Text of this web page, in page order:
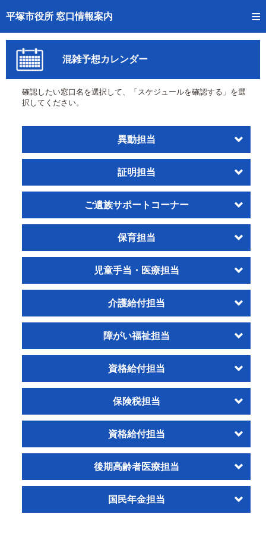
平塚市役所 窓口情報案内
トップページへ
ご利用方法
事前予約
予約状況確認
混雑予想カレンダー
混雑予想カレンダー
確認したい窓口名を選択して、「スケジュールを確認する」を選
択してください。
異動担当
証明担当
ご遺族サポートコーナー
保育担当
児童手当・医療担当
介護給付担当
障がい福祉担当
資格給付担当
保険税担当
資格給付担当
後期高齢者医療担当
国民年金担当